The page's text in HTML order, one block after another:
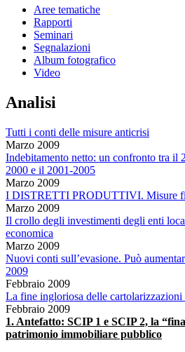
Aree tematiche
Rapporti
Seminari
Segnalazioni
Album fotografico
Video
Analisi
Tutti i conti delle misure anticrisi
Marzo 2009
Indebitamento netto: un confronto tra il
2000 e il 2001-2005
Marzo 2009
I DISTRETTI PRODUTTIVI. Misure
Marzo 2009
Il crollo degli investimenti degli enti
economica
Marzo 2009
Nuovi conti sull’evasione. Può
2009
Febbraio 2009
La fine ingloriosa delle
Febbraio 2009
1. Antefatto: SCIP 1 e SCIP 2, la
patrimonio immobiliare pubblico